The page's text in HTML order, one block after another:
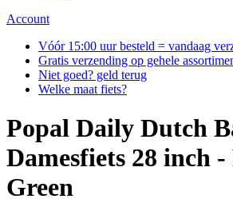
Account
Vóór 15:00 uur besteld = vandaag
Gratis verzending op gehele
Niet goed? geld terug
Welke maat fiets?
Popal Daily Dutch
Damesfiets 28 inch -
Green